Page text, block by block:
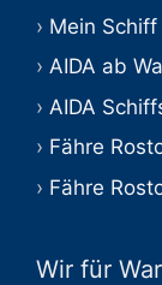
Mein
AIDA ab
AIDA
Fähre
Fähre
Wir für